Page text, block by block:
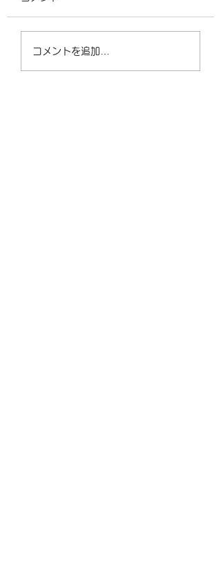
道の駅ろまんちっく村
にあるMTBコースで遊
コメントを追加…